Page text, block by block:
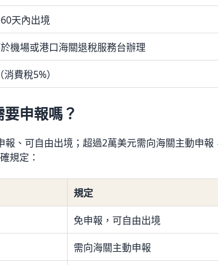
天內出境
機場或港口海關退稅服務台辦理
費稅5%）
申報嗎？
、可自由出境；超過2萬美元需向海關主動申
規定：
規定
免申報，可自由出境
需向海關主動申報